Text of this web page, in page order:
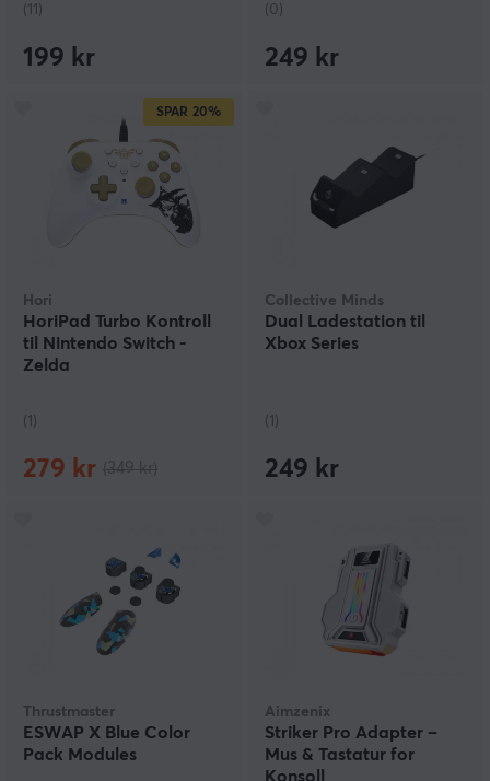
(11)
199 kr
(0)
249 kr
SPAR 20%
Hori
HoriPad Turbo Kontroll
til Nintendo Switch -
Zelda
(1)
279 kr
Collective Minds
Dual Ladestation til
Xbox Series
(1)
249 kr
Thrustmaster
ESWAP X Blue Color
Pack Modules
Aimzenix
Striker Pro Adapter –
Mus & Tastatur for
Konsoll